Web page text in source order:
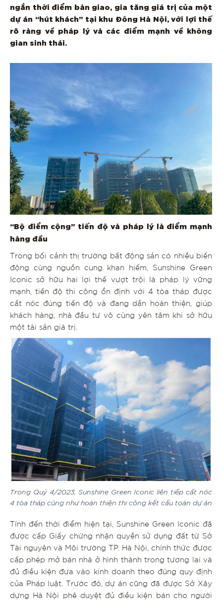
ngắn thời điểm bàn giao, gia tăng giá trị của một
dự án “hút khách” tại khu Đông Hà Nội, với lợi thế
rõ ràng về pháp lý và các điểm mạnh về không
gian sinh thái.
“Bộ điểm cộng” tiến độ và pháp lý là điểm mạnh
hàng đầu
Trong bối cảnh thị trường bất động sản có nhiều biến
động cùng nguồn cung khan hiếm, Sunshine Green
Iconic sở hữu hai lợi thế vượt trội là pháp lý vững
mạnh, tiến độ thi công ổn định với 4 tòa tháp được
cất nóc đúng tiến độ và đang dần hoàn thiện, giúp
khách hàng, nhà đầu tư vô cùng yên tâm khi sở hữu
một tài sản giá trị.
Trong Quý 4/2023, Sunshine Green Iconic liên tiếp cất nóc
4 tòa tháp cũng như hoàn thiện thi công kết cấu toàn dự án
Tính đến thời điểm hiện tại, Sunshine Green Iconic đã
được cấp Giấy chứng nhận quyền sử dụng đất từ Sở
Tài nguyên và Môi trường TP. Hà Nội, chính thức được
cấp phép mở bán nhà ở hình thành trong tương lai và
đủ điều kiện đưa vào kinh doanh theo đúng quy định
của Pháp luật. Trước đó, dự án cũng đã được Sở Xây
dựng Hà Nội phê duyệt đủ điều kiện bán cho người